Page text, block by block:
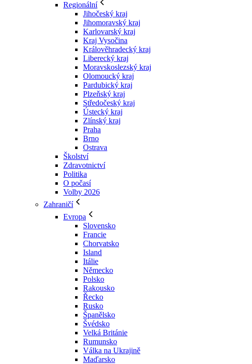
Regionální
Jihočeský kraj
Jihomoravský kraj
Karlovarský kraj
Kraj Vysočina
Králověhradecký kraj
Liberecký kraj
Moravskoslezský kraj
Olomoucký kraj
Pardubický kraj
Plzeňský kraj
Středočeský kraj
Ústecký kraj
Zlínský kraj
Praha
Brno
Ostrava
Školství
Zdravotnictví
Politika
O počasí
Volby 2026
Zahraničí
Evropa
Slovensko
Francie
Chorvatsko
Island
Itálie
Německo
Polsko
Rakousko
Řecko
Rusko
Španělsko
Švédsko
Velká Británie
Rumunsko
Válka na Ukrajině
Maďarsko